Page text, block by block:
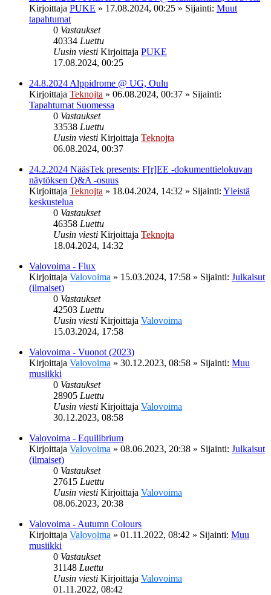
Kirjoittaja PUKE » 17.08.2024, 00:25 » Sijainti: Muut
tapahtumat
0 Vastaukset
40334 Luettu
Uusin viesti Kirjoittaja PUKE
17.08.2024, 00:25
24.8.2024 Alppidrome @ UG, Oulu
Kirjoittaja Teknojta » 06.08.2024, 00:37 » Sijainti:
Tapahtumat Suomessa
0 Vastaukset
33538 Luettu
Uusin viesti Kirjoittaja Teknojta
06.08.2024, 00:37
24.2.2024 NääsTek presents: F[r]EE -dokumenttielokuvan
näytöksen Q&A -osuus
Kirjoittaja Teknojta » 18.04.2024, 14:32 » Sijainti: Yleistä
keskustelua
0 Vastaukset
46358 Luettu
Uusin viesti Kirjoittaja Teknojta
18.04.2024, 14:32
Valovoima - Flux
Kirjoittaja Valovoima » 15.03.2024, 17:58 » Sijainti: Julkaisut
(ilmaiset)
0 Vastaukset
42503 Luettu
Uusin viesti Kirjoittaja Valovoima
15.03.2024, 17:58
Valovoima - Vuonot (2023)
Kirjoittaja Valovoima » 30.12.2023, 08:58 » Sijainti: Muu
musiikki
0 Vastaukset
28905 Luettu
Uusin viesti Kirjoittaja Valovoima
30.12.2023, 08:58
Valovoima - Equilibrium
Kirjoittaja Valovoima » 08.06.2023, 20:38 » Sijainti: Julkaisut
(ilmaiset)
0 Vastaukset
27615 Luettu
Uusin viesti Kirjoittaja Valovoima
08.06.2023, 20:38
Valovoima - Autumn Colours
Kirjoittaja Valovoima » 01.11.2022, 08:42 » Sijainti: Muu
musiikki
0 Vastaukset
31148 Luettu
Uusin viesti Kirjoittaja Valovoima
01.11.2022, 08:42